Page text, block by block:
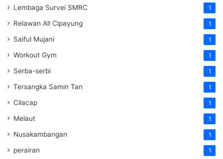
Lembaga Survei SMRC 1
Relawan All Cipayung 1
Saiful Mujani 1
Workout Gym 1
Serba-serbi 1
Tersangka Samin Tan 1
Cilacap 1
Melaut 1
Nusakambangan 1
perairan 1